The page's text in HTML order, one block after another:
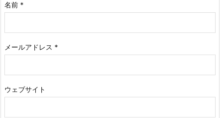
名前 *
メールアドレス *
ウェブサイト